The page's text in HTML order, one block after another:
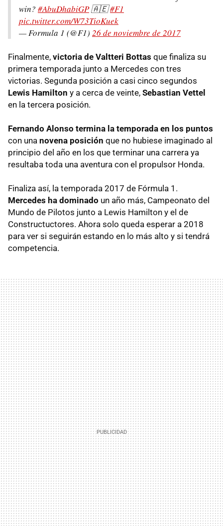
win? #AbuDhabiGP🇦🇪#F1
pic.twitter.com/W73TioKuek
— Formula 1 (@F1) 26 de noviembre de 2017
Finalmente, victoria de Valtteri Bottas que finaliza su
primera temporada junto a Mercedes con tres
victorias. Segunda posición a casi cinco segundos
Lewis Hamilton y a cerca de veinte, Sebastian Vettel
en la tercera posición.
Fernando Alonso termina la temporada en los puntos
con una novena posición que no hubiese imaginado al
principio del año en los que terminar una carrera ya
resultaba toda una aventura con el propulsor Honda.
Finaliza así, la temporada 2017 de Fórmula 1.
Mercedes ha dominado un año más, Campeonato del
Mundo de Pilotos junto a Lewis Hamilton y el de
Constructuctores. Ahora solo queda esperar a 2018
para ver si seguirán estando en lo más alto y si tendrá
competencia.